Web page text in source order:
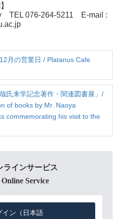
TEL 076-264-5211 E-mail :
月の営業日 / Platanus Cafe
氏来学記念著作・関連図書展」/
of books by Mr. Naoya
commemorating his visit to the
ラインサービス
Service
イン（日本語